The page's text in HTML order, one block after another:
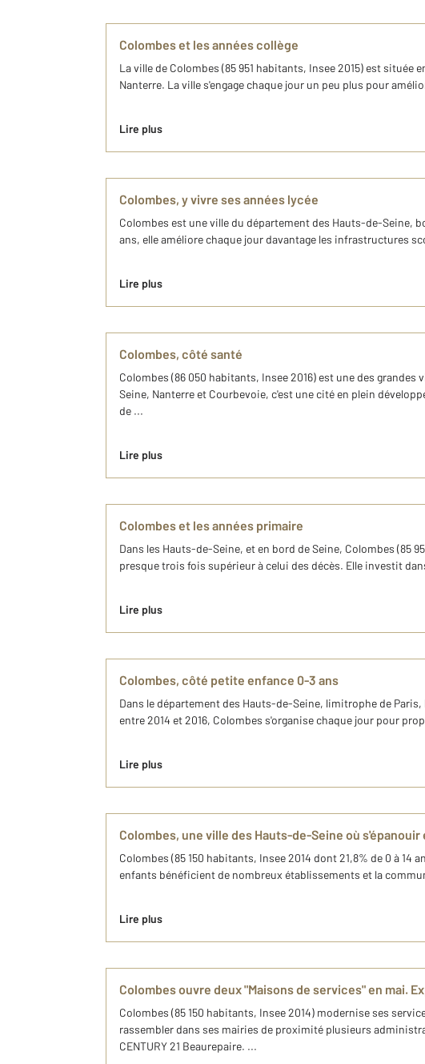
Colombes et les années collège
La ville de Colombes (85 951 habitants, Insee 2015) est
Nanterre. La ville s'engage chaque jour un peu plus pour
Lire plus
Colombes, y vivre ses années lycée
Colombes est une ville du département des Hauts-de-Seine,
ans, elle améliore chaque jour davantage les infrastructures
Lire plus
Colombes, côté santé
Colombes (86 050 habitants, Insee 2016) est une des
Seine, Nanterre et Courbevoie, c'est une cité en plein
de ...
Lire plus
Colombes et les années primaire
Dans les Hauts-de-Seine, et en bord de Seine, Colombes (85
presque trois fois supérieur à celui des décès. Elle investit
Lire plus
Colombes, côté petite enfance 0-3 ans
Dans le département des Hauts-de-Seine, limitrophe de
entre 2014 et 2016, Colombes s'organise chaque jour pour
Lire plus
Colombes, une ville des Hauts-de-Seine où
Colombes (85 150 habitants, Insee 2014 dont 21,8% de 0 à 14
enfants bénéficient de nombreux établissements et la
Lire plus
Colombes ouvre deux "Maisons de services" en mai.
Colombes (85 150 habitants, Insee 2014) modernise ses
rassembler dans ses mairies de proximité plusieurs
CENTURY 21 Beaurepaire. ...